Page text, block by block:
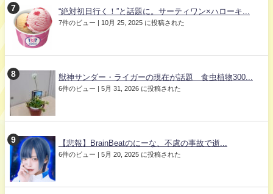
“絶対初日行く！”と話題に。サーティワン×ハローキ...
7件のビュー | 10月 25, 2025 に投稿された
獣神サンダー・ライガーの現在が話題 食虫植物300...
6件のビュー | 5月 31, 2026 に投稿された
【悲報】BrainBeatのにーな、不慮の事故で逝...
6件のビュー | 5月 20, 2025 に投稿された